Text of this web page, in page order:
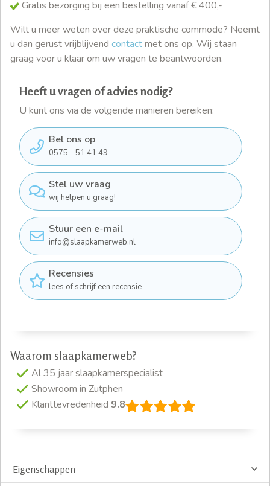
Gratis bezorging bij een bestelling vanaf € 400,-
Wilt u meer weten over deze praktische commode? Neemt
u dan gerust vrijblijvend contactmet ons op. Wij staan
graag voor u klaar om uw vragen te beantwoorden.
Heeft u vragen of advies nodig?
U kunt ons via de volgende manieren bereiken:
Bel ons op
0575 - 51 41 49
Stel uw vraag
wij helpen u graag!
Stuur een e-mail
info@slaapkamerweb.nl
Recensies
lees of schrijf een recensie
Waarom slaapkamerweb?
Al 35 jaar slaapkamerspecialist
Showroom in Zutphen
Klanttevredenheid 9.8
Eigenschappen